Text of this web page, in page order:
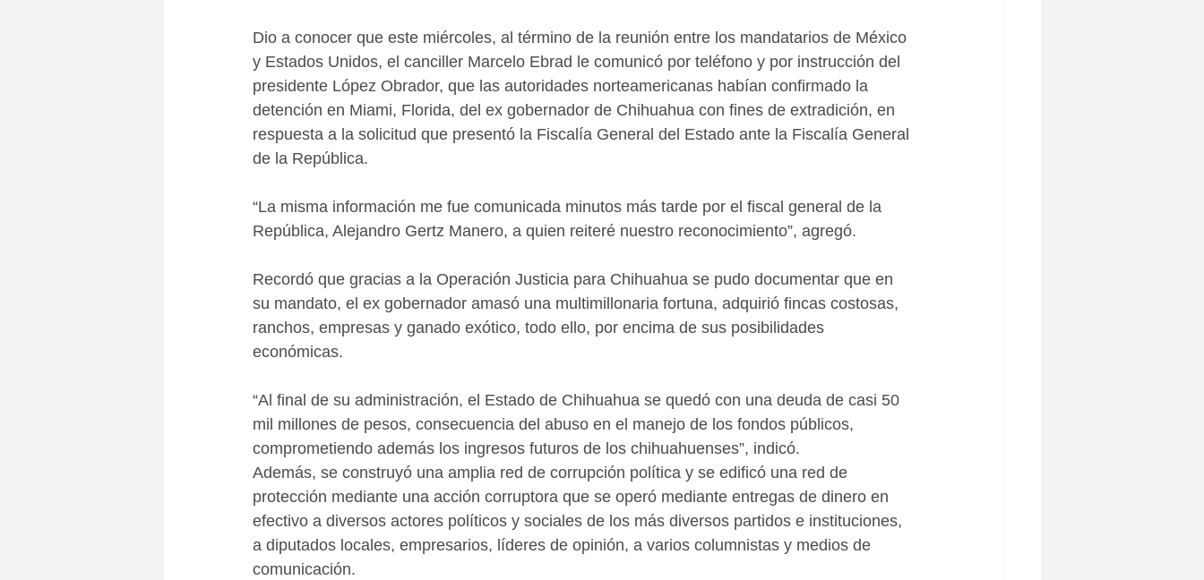
Dio a conocer que este miércoles, al término de la reunión entre los mandatarios de México
y Estados Unidos, el canciller Marcelo Ebrad le comunicó por teléfono y por instrucción del
presidente López Obrador, que las autoridades norteamericanas habían confirmado la
detención en Miami, Florida, del ex gobernador de Chihuahua con fines de extradición, en
respuesta a la solicitud que presentó la Fiscalía General del Estado ante la Fiscalía General
de la República.
“La misma información me fue comunicada minutos más tarde por el fiscal general de la
República, Alejandro Gertz Manero, a quien reiteré nuestro reconocimiento”, agregó.
Recordó que gracias a la Operación Justicia para Chihuahua se pudo documentar que en
su mandato, el ex gobernador amasó una multimillonaria fortuna, adquirió fincas costosas,
ranchos, empresas y ganado exótico, todo ello, por encima de sus posibilidades
económicas.
“Al final de su administración, el Estado de Chihuahua se quedó con una deuda de casi 50
mil millones de pesos, consecuencia del abuso en el manejo de los fondos públicos,
comprometiendo además los ingresos futuros de los chihuahuenses”, indicó.
Además, se construyó una amplia red de corrupción política y se edificó una red de
protección mediante una acción corruptora que se operó mediante entregas de dinero en
efectivo a diversos actores políticos y sociales de los más diversos partidos e instituciones,
a diputados locales, empresarios, líderes de opinión, a varios columnistas y medios de
comunicación.